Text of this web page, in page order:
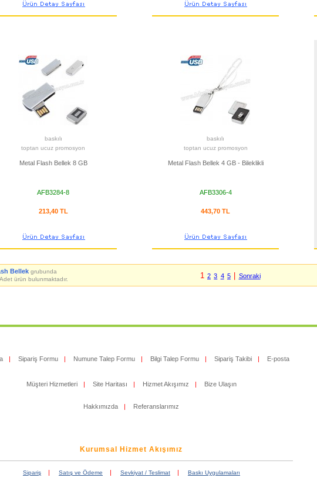
baskılı
toptan ucuz promosyon
Metal Flash Bellek 8 GB
AFB3284-8
213,40 TL
baskılı
toptan ucuz promosyon
Metal Flash Bellek 4 GB - Bileklikli
AFB3306-4
443,70 TL
Bellekgrubunda
ürün bulunmaktadır.
1 2 3 4 5| Sonraki
| Sipariş Formu | Numune Talep Formu | Bilgi Talep Formu | Sipariş Takibi | E-posta
Müşteri Hizmetleri | Site Haritası | Hizmet Akışımız | Bize Ulaşın
Hakkımızda | Referanslarımız
Kurumsal Hizmet Akışımız
Sipariş | Satış ve Ödeme | Sevkiyat / Teslimat | Baskı Uygulamaları